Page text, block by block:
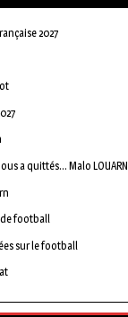
2027
a quittés… Malo LOUARN
football
sur le football